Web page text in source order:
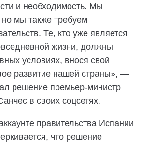
и необходимость. Мы
мы также требуем
Те, кто уже является
жизни, должны
условиях, внося свой
развитие нашей страны», —
решение премьер-министр
в своих соцсетях.
правительства Испании
что решение